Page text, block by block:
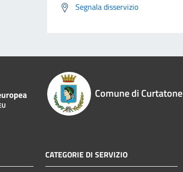
Segnala disservizio
Comune di Curtatone
CATEGORIE DI SERVIZIO